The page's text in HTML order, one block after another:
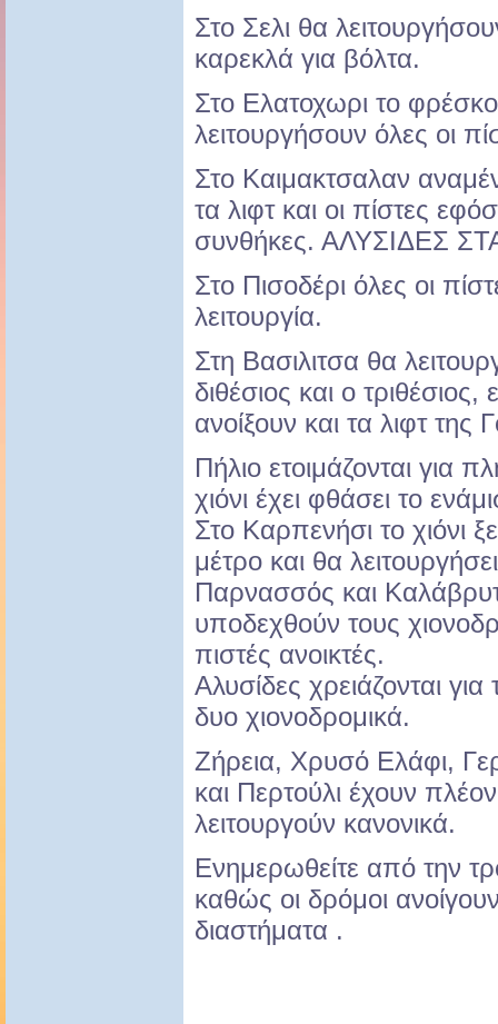
Στο Σελι θα
καρεκλά για βόλτα.
Στο Ελατοχωρι το φρέσκο
λειτουργήσουν όλες οι
Στο Καιμακτσαλαν
τα λιφτ και οι πίστες
συνθήκες. ΑΛΥΣΙΔΕΣ
Στο Πισοδέρι όλες οι
λειτουργία.
Στη Βασιλιτσα θα
διθέσιος και ο
ανοίξουν και τα λιφτ της
Πήλιο ετοιμάζονται για
χιόνι έχει φθάσει το
Στο Καρπενήσι το χιόνι
μέτρο και θα
Παρνασσός και
υποδεχθούν τους
πιστές ανοικτές.
Αλυσίδες χρειάζονται
δυο χιονοδρομικά.
Ζήρεια, Χρυσό Ελάφι,
και Περτούλι έχουν πλέον
λειτουργούν κανονικά.
Ενημερωθείτε από την
καθώς οι δρόμοι
διαστήματα .